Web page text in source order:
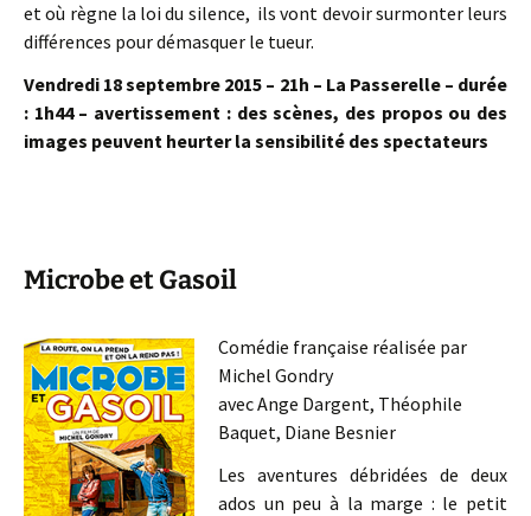
et où règne la loi du silence, ils vont devoir surmonter leurs
différences pour démasquer le tueur.
Vendredi 18 septembre 2015 – 21h – La Passerelle – durée
: 1h44 – avertissement : des scènes, des propos ou des
images peuvent heurter la sensibilité des spectateurs
Microbe et Gasoil
Comédie française réalisée par
Michel Gondry
avec Ange Dargent, Théophile
Baquet, Diane Besnier
Les aventures débridées de deux
ados un peu à la marge : le petit